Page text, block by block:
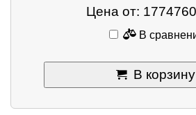
Цена от:
В
В корзину